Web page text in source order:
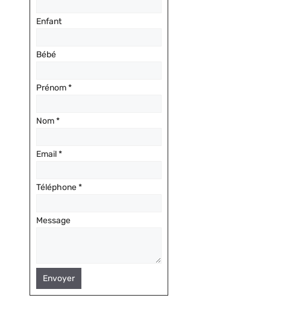
Enfant
Bébé
Prénom*
Nom*
Email*
Téléphone*
Message
Envoyer